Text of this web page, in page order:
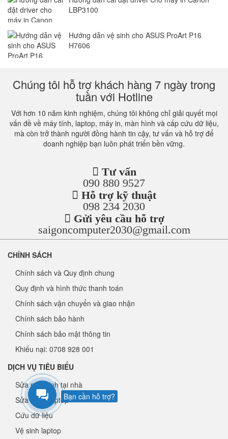
LBP3100
Hướng dẫn vệ sinh cho ASUS ProArt P16
H7606
Chúng tôi hỗ trợ khách hàng 7 ngày trong
tuần với Hotline
Với hơn 10 năm kinh nghiệm, chúng tôi không chỉ giải quyết mọi
vấn đề về máy tính, laptop, máy in, màn hình và cấp cứu dữ liệu,
mà còn trở thành người đồng hành tin cậy, tư vấn và hỗ trợ để
doanh nghiệp bạn luôn phát triển bền vững.
Tư vấn
090 880 9527
Hỗ trợ kỹ thuật
098 234 2030
Gửi yêu cầu hỗ trợ
saigoncomputer2030@gmail.com
CHÍNH SÁCH
Chính sách và Quy định chung
Quy định và hình thức thanh toán
Chính sách vận chuyển và giao nhận
Chính sách bảo hành
Chính sách bảo mật thông tin
Khiếu nại: 0708 928 001
DỊCH VỤ TIÊU BIỂU
Sửa máy tính tại nhà
Sửa chữa laptop
Cứu dữ liệu
Vệ sinh laptop
Bạn cần hỗ trợ?